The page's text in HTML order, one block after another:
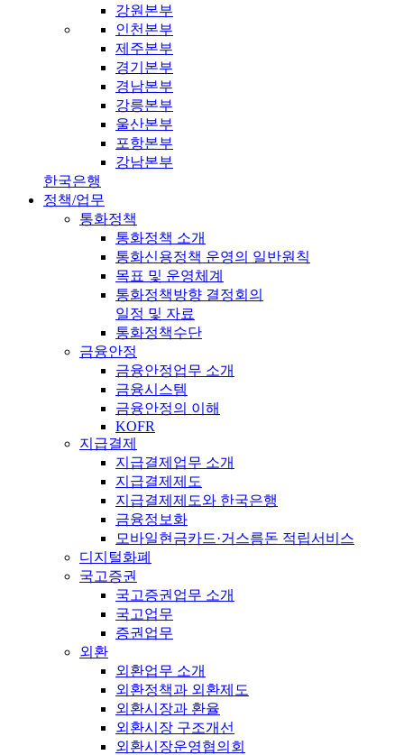
강원본부
인천본부
제주본부
경기본부
경남본부
강릉본부
울산본부
포항본부
강남본부
한국은행
정책/업무
통화정책
통화정책 소개
통화신용정책 운영의 일반원칙
목표 및 운영체계
통화정책방향 결정회의
일정 및 자료
통화정책수단
금융안정
금융안정업무 소개
금융시스템
금융안정의 이해
KOFR
지급결제
지급결제업무 소개
지급결제제도
지급결제제도와 한국은행
금융정보화
모바일현금카드·거스름돈 적립서비스
디지털화폐
국고증권
국고증권업무 소개
국고업무
증권업무
외환
외환업무 소개
외환정책과 외환제도
외환시장과 환율
외환시장 구조개선
외환시장운영협의회